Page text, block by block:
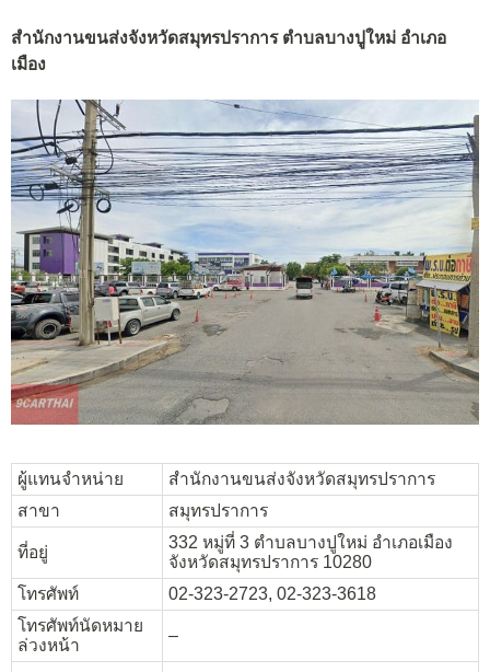
สำนักงานขนส่งจังหวัดสมุทรปราการ ตำบลบางปูใหม่ อำเภอ
เมือง
ผู้แทนจำหน่าย
สำนักงานขนส่งจังหวัดสมุทรปราการ
สาขา
สมุทรปราการ
ที่อยู่
332 หมู่ที่ 3 ตำบลบางปูใหม่ อำเภอเมือง
จังหวัดสมุทรปราการ 10280
โทรศัพท์
02-323-2723, 02-323-3618
โทรศัพท์นัดหมาย
ล่วงหน้า
–